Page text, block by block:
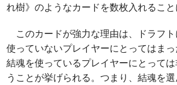
れ樹》のようなカードを数枚入れること
このカードが強力な理由は、ドラフ
使っていないプレイヤーにとってはまっ
結魂を使っているプレイヤーにとって
うことが挙げられる。つまり、結魂を